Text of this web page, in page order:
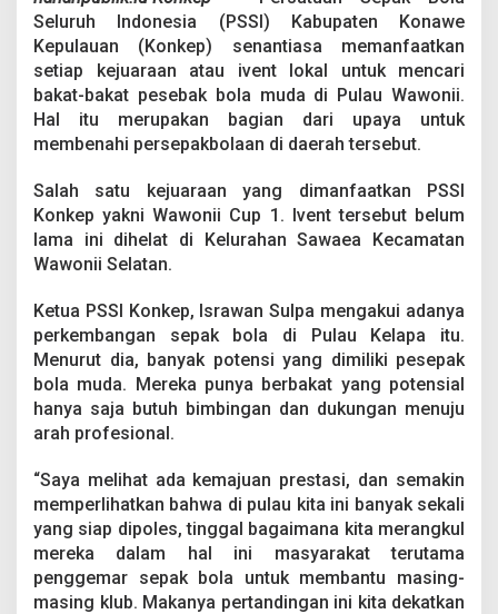
A
a
n
g
P
e
a
r
i
a
k
a
t
P
e
s
p
a
B
l
a
Seluruh Indonesia (PSSI) Kabupaten Konawe
Kepulauan (Konkep) senantiasa memanfaatkan
setiap kejuaraan atau ivent lokal untuk mencari
bakat-bakat pesebak bola muda di Pulau Wawonii.
Hal itu merupakan bagian dari upaya untuk
membenahi persepakbolaan di daerah tersebut.
Salah satu kejuaraan yang dimanfaatkan PSSI
Konkep yakni Wawonii Cup 1. Ivent tersebut belum
lama ini dihelat di Kelurahan Sawaea Kecamatan
Wawonii Selatan.
Ketua PSSI Konkep, Israwan Sulpa mengakui adanya
perkembangan sepak bola di Pulau Kelapa itu.
Menurut dia, banyak potensi yang dimiliki pesepak
bola muda. Mereka punya berbakat yang potensial
hanya saja butuh bimbingan dan dukungan menuju
arah profesional.
“Saya melihat ada kemajuan prestasi, dan semakin
memperlihatkan bahwa di pulau kita ini banyak sekali
yang siap dipoles, tinggal bagaimana kita merangkul
mereka dalam hal ini masyarakat terutama
penggemar sepak bola untuk membantu masing-
masing klub. Makanya pertandingan ini kita dekatkan